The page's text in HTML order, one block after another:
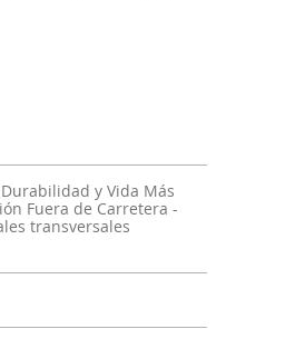
y Vida Más
Fuera de Carretera -
transversales